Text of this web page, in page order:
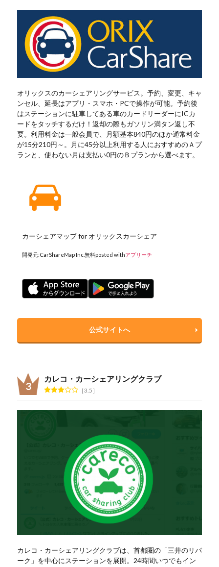
オリックスのカーシェアリングサービス。予約、変更、キャ
ンセル、延長はアプリ・スマホ・PCで操作が可能。予約後
はステーションに駐車してある車のカードリーダーにICカ
ードをタッチするだけ！返却の際もガソリン満タン返し不
要。利用料金は一般会員で、月額基本840円のほか通常料金
が15分210円～。月に45分以上利用する人におすすめのＡプ
ランと、使わない月は支払い0円のＢプランから選べます。
カーシェアマップ for オリックスカーシェア
開発元:CarShareMap Inc.無料posted withアプリーチ
公式サイトへ
カレコ・カーシェアリングクラブ
3.5
カレコ・カーシェアリングクラブは、首都圏の「三井のリパ
ーク」を中心にステーションを展開。24時間いつでもイン